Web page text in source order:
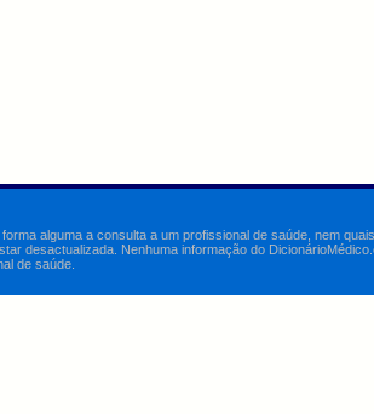
alguma a consulta a um profissional de saúde, nem
desactualizada. Nenhuma informação do
de saúde.